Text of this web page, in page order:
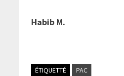
Habib M.
ÉTIQUETTÉ PAC